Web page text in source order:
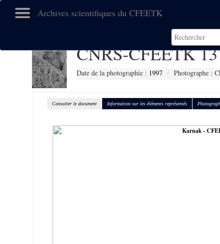
Archives scientifiques du CFEETK
CNRS-CFEETK
Date de la photographie : 1997 Photographe :
Consulter le document Information sur les éléments représentés